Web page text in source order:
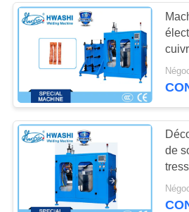
PLAN
SITE
POLITIQUE
EN
MATIÈRE
PROTECTION
Poste à
robots de
industriels
de